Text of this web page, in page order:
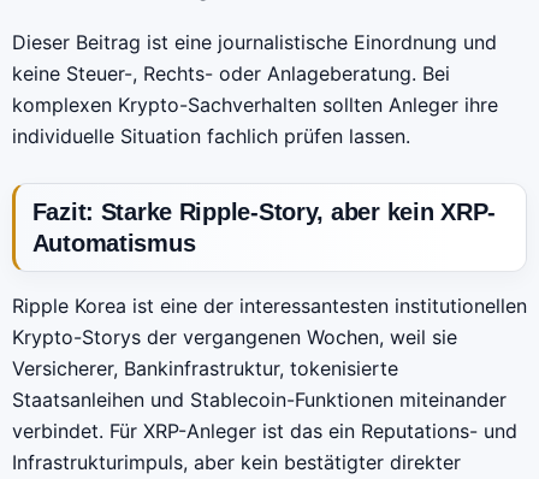
Dieser Beitrag ist eine journalistische Einordnung und
keine Steuer-, Rechts- oder Anlageberatung. Bei
komplexen Krypto-Sachverhalten sollten Anleger ihre
individuelle Situation fachlich prüfen lassen.
Fazit: Starke Ripple-Story, aber kein XRP-
Automatismus
Ripple Korea ist eine der interessantesten institutionellen
Krypto-Storys der vergangenen Wochen, weil sie
Versicherer, Bankinfrastruktur, tokenisierte
Staatsanleihen und Stablecoin-Funktionen miteinander
verbindet. Für XRP-Anleger ist das ein Reputations- und
Infrastrukturimpuls, aber kein bestätigter direkter